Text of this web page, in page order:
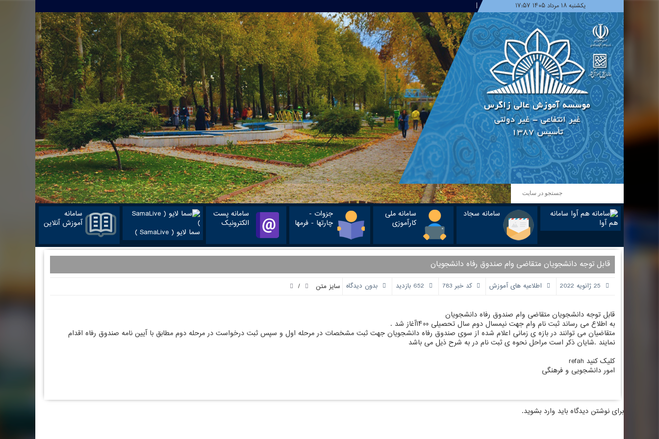
یکشنبه ۱۸ مرداد ۱۴۰۵ ۱۷:۵۷
سامانه
هم آوا
سامانه سجاد سامانه ملی
کارآموزی
جزوات -
چارتها - فرمها
سامانه پست
الکترونیک
سما لایو ( SamaLive )
سامانه
آموزش آنلاین
قابل توجه دانشجویان متقاضی وام صندوق رفاه دانشجویان
اطلاعیه های آموزش کد خبر 783 بدون دیدگاه سایز متن /
قابل توجه دانشجویان متقاضی وام صندوق رفاه دانشجویان
به اطلاع می رساند ثبت نام وام جهت نیمسال دوم سال تحصیلی ۱۴۰۰آغاز شد .
متقاضیان می توانند در بازه ی زمانی اعلام شده از سوی صندوق رفاه دانشجویان جهت ثبت مشخصات در مرحله اول و سپس ثبت درخواست در مرحله دوم مطابق با آیین نامه صندوق رفاه اقدام
نمایند .شایان ذکر است مراحل نحوه ی ثبت نام در به شرح ذیل می باشد
کلیک کنید refah
امور دانشجویی و فرهنگی
برای نوشتن دیدگاه باید وارد بشوید.